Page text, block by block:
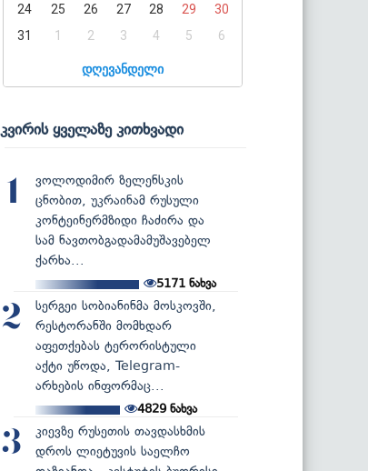
24
25 26 27 28 29
30
31
1 2 3 4 5 6
დღევანდელი
კვირის ყველაზე კითხვადი
1
ვოლოდიმირ ზელენსკის
ცნობით, უკრაინამ რუსული
კონტეინერმზიდი ჩაძირა და
სამ ნავთობგადამამუშავებელ
ქარხა...
5171 ნახვა
2
სერგეი სობიანინმა მოსკოვში,
რესტორანში მომხდარ
აფეთქებას ტერორისტული
აქტი უწოდა, Telegram-
არხების ინფორმაც...
4829 ნახვა
3
კიევზე რუსეთის თავდასხმის
დროს ლიეტუვის საელჩო